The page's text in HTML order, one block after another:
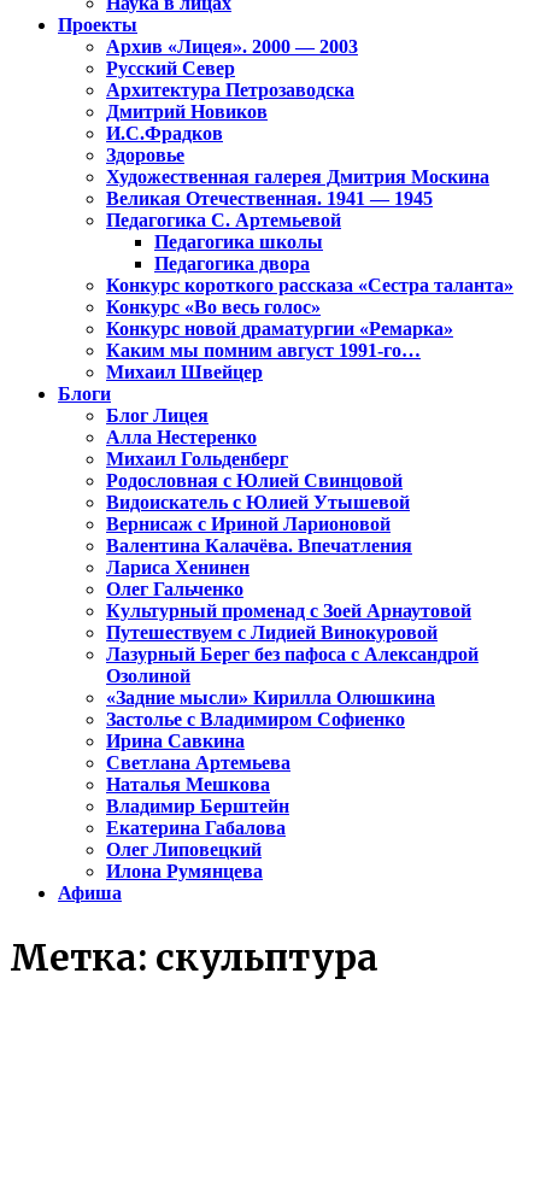
Проекты
Архив «Лицея». 2000 — 2003
Русский Север
Архитектура Петрозаводска
Дмитрий Новиков
И.С.Фрадков
Здоровье
Художественная галерея Дмитрия Москина
Великая Отечественная. 1941 — 1945
Педагогика С. Артемьевой
Педагогика школы
Педагогика двора
Конкурс короткого рассказа «Сестра таланта»
Конкурс «Во весь голос»
Конкурс новой драматургии «Ремарка»
Каким мы помним август 1991-го…
Михаил Швейцер
Блоги
Блог Лицея
Алла Нестеренко
Михаил Гольденберг
Родословная с Юлией Свинцовой
Видоискатель с Юлией Утышевой
Вернисаж с Ириной Ларионовой
Валентина Калачёва. Впечатления
Лариса Хенинен
Олег Гальченко
Культурный променад с Зоей Арнаутовой
Путешествуем с Лидией Винокуровой
Лазурный Берег без пафоса с Александрой
Озолиной
«Задние мысли» Кирилла Олюшкина
Застолье с Владимиром Софиенко
Ирина Савкина
Светлана Артемьева
Наталья Мешкова
Владимир Берштейн
Екатерина Габалова
Олег Липовецкий
Илона Румянцева
Афиша
Метка: скульптура